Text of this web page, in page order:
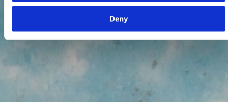
Deny